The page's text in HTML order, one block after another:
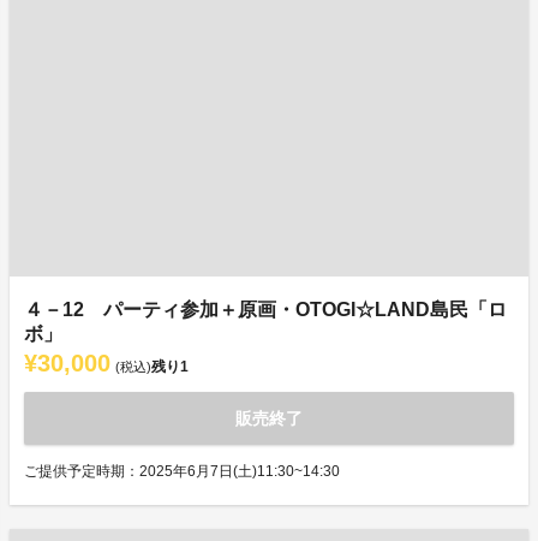
４－12 パーティ参加＋原画・OTOGI☆LAND島民「ロ
ボ」
¥30,000 (税込)残り1
販売終了
ご提供予定時期：2025年6月7日(土)11:30~14:30